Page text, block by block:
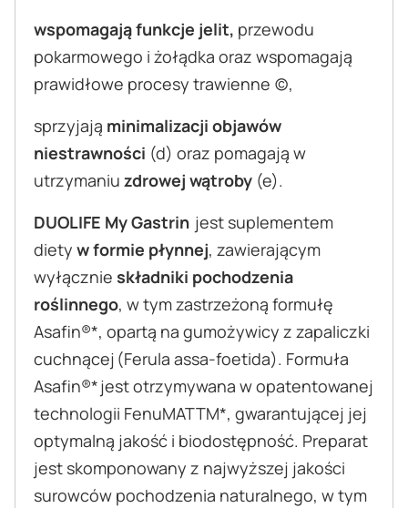
wspomagają funkcje jelit, przewodu
pokarmowego i żołądka oraz wspomagają
prawidłowe procesy trawienne (c),
sprzyjają minimalizacji objawów
niestrawności (d) oraz pomagają w
utrzymaniu zdrowej wątroby (e).
DUOLIFE My Gastrin jest suplementem
diety w formie płynnej, zawierającym
wyłącznie składniki pochodzenia
roślinnego, w tym zastrzeżoną formułę
Asafin®*, opartą na gumożywicy z zapaliczki
cuchnącej (Ferula assa-foetida). Formuła
Asafin®* jest otrzymywana w opatentowanej
technologii FenuMATTM*, gwarantującej jej
optymalną jakość i biodostępność. Preparat
jest skomponowany z najwyższej jakości
surowców pochodzenia naturalnego, w tym